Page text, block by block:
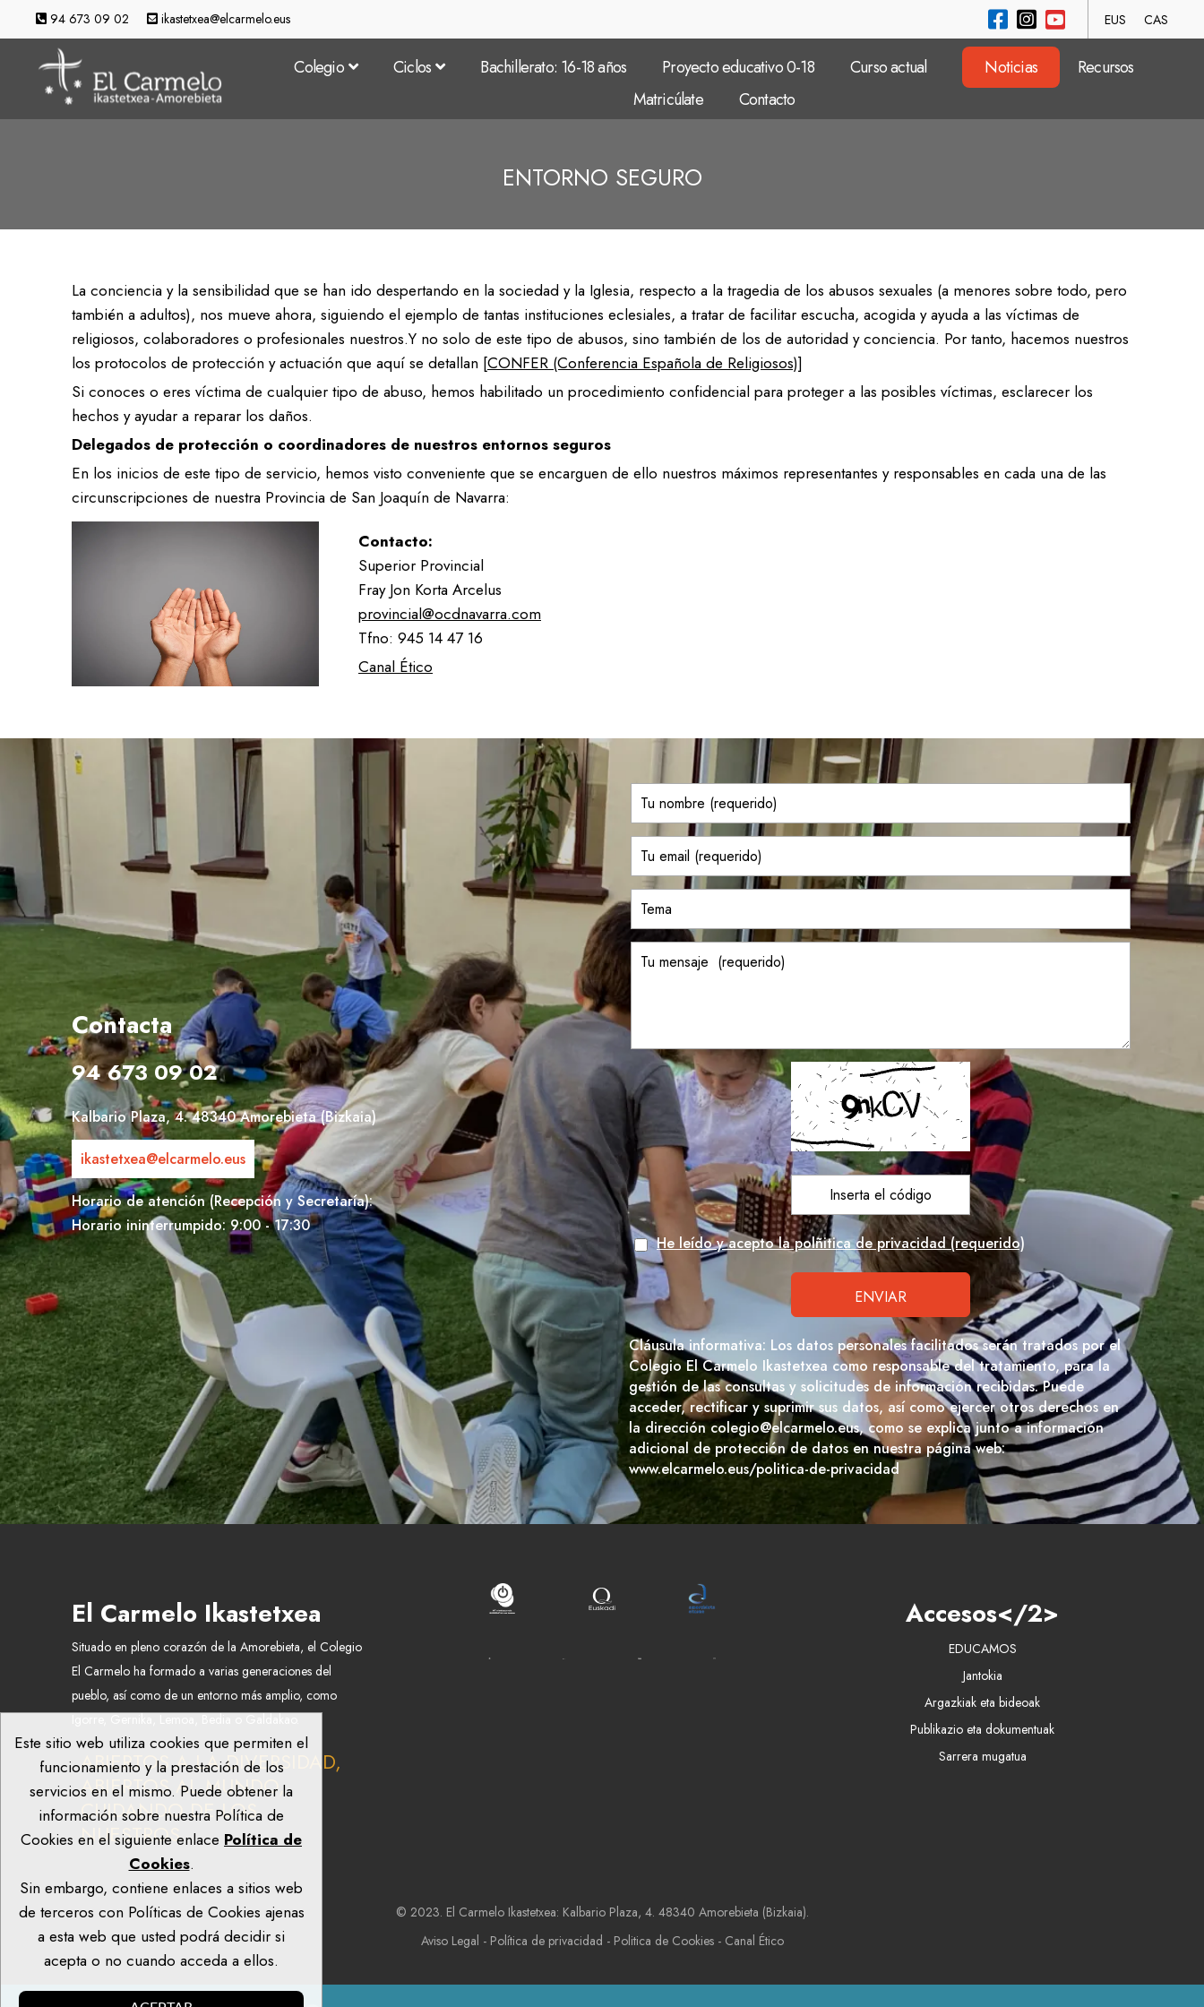
94 673 09 02 ikastetxea@elcarmelo.eus EUS CAS
Colegio
Un aula por curso
En el entorno
Extraescolares
En el comedor
Entorno seguro
Ciclos
Educación Infantil: 3-6 años
Bachillerato: 16-18 años Proyecto educativo 0-18
Proyecto lingüístico
Música
Diversidad e inclusividad
Pastoral
Curso actual Noticias
Recursos
Matricúlate
Contacto
ENTORNO SEGURO
La conciencia y la sensibilidad que se han ido despertando en la sociedad y la Iglesia, respecto a la tragedia de los abusos sexuales (a menores sobre todo, pero
también a adultos), nos mueve ahora, siguiendo el ejemplo de tantas instituciones eclesiales, a tratar de facilitar escucha, acogida y ayuda a las víctimas de
religiosos, colaboradores o profesionales nuestros.Y no solo de este tipo de abusos, sino también de los de autoridad y conciencia. Por tanto, hacemos nuestros
los protocolos de protección y actuación que aquí se detallan [CONFER (Conferencia Española de Religiosos)]
Si conoces o eres víctima de cualquier tipo de abuso, hemos habilitado un procedimiento confidencial para proteger a las posibles víctimas, esclarecer los
hechos y ayudar a reparar los daños.
Delegados de protección o coordinadores de nuestros entornos seguros
En los inicios de este tipo de servicio, hemos visto conveniente que se encarguen de ello nuestros máximos representantes y responsables en cada una de las
circunscripciones de nuestra Provincia de San Joaquín de Navarra:
Contacto:
Superior Provincial
Fray Jon Korta Arcelus
provincial@ocdnavarra.com
Tfno: 945 14 47 16
Canal Ético
Contacta
94 673 09 02
Kalbario Plaza, 4. 48340 Amorebieta (Bizkaia)
ikastetxea@elcarmelo.eus
Horario de atención (Recepción y Secretaría):
Horario ininterrumpido: 9:00 - 17:30
He leído y acepto la polñitica de privacidad (requerido)
Cláusula informativa: Los datos personales facilitados serán tratados por el
Colegio El Carmelo Ikastetxea como responsable del tratamiento, para la
gestión de las consultas y solicitudes de información recibidas. Puede
acceder, rectificar y suprimir sus datos, así como ejercer otros derechos en
la dirección colegio@elcarmelo.eus, como se explica junto a información
adicional de protección de datos en nuestra página web:
www.elcarmelo.eus/politica-de-privacidad
El Carmelo Ikastetxea
Situado en pleno corazón de la Amorebieta, el Colegio
El Carmelo ha formado a varias generaciones del
pueblo, así como de un entorno más amplio, como
Igorre, Gernika, Lemoa, Bedia o Galdakao.
ABIERTOS A LA DIVERSIDAD,
ABIERTOS AL MUNDO,
CUIDANDO DE LOS
NUESTROS.
Accesos</2>
EDUCAMOS
Jantokia
Argazkiak eta bideoak
Publikazio eta dokumentuak
Sarrera mugatua
© 2023. El Carmelo Ikastetxea: Kalbario Plaza, 4. 48340 Amorebieta (Bizkaia).
Aviso Legal - Política de privacidad - Politica de Cookies- Canal Ético
Este sitio web utiliza cookies que permiten el
funcionamiento y la prestación de los
servicios en el mismo. Puede obtener la
información sobre nuestra Política de
Cookies en el siguiente enlace Política de
Cookies.
Sin embargo, contiene enlaces a sitios web
de terceros con Políticas de Cookies ajenas
a esta web que usted podrá decidir si
acepta o no cuando acceda a ellos.
Un colegio accesible
En el comedor
Atención especiales
Sala de estudio / Servicio de custodia
Equipo
Entorno seguro
Amigable y seguro
Música
Agenda 21